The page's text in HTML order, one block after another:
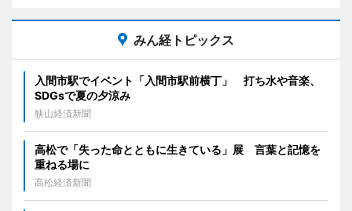
みん経トピックス
入間市駅でイベント「入間市駅前横丁」 打ち水や音楽、
SDGsで夏の夕涼み
狭山経済新聞
高松で「失った命とともに生きている」展 言葉と記憶を
重ねる場に
高松経済新聞